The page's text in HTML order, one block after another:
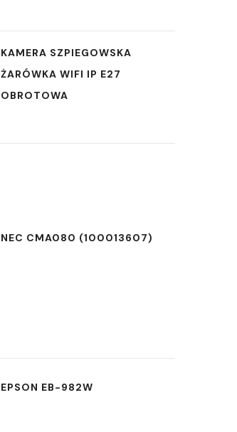
KAMERA SZPIEGOWSKA
ŻARÓWKA WIFI IP E27
OBROTOWA
NEC CMA080 (100013607)
EPSON EB-982W